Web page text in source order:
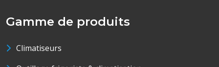
Gamme de produits
Climatiseurs